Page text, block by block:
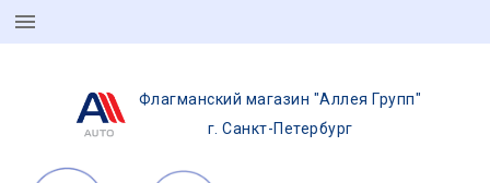
Флагманский магазин "Аллея Групп"
г. Санкт-Петербург